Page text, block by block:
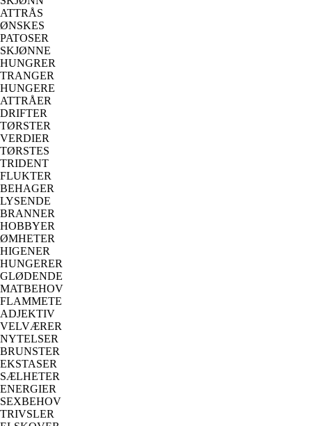
ATTRÅS
ØNSKES
PATOSER
SKJØNNE
HUNGRER
TRANGER
HUNGERE
ATTRÅER
DRIFTER
TØRSTER
VERDIER
TØRSTES
TRIDENT
FLUKTER
BEHAGER
LYSENDE
BRANNER
HOBBYER
ØMHETER
HIGENER
HUNGERER
GLØDENDE
MATBEHOV
FLAMMETE
ADJEKTIV
VELVÆRER
NYTELSER
BRUNSTER
EKSTASER
SÆLHETER
ENERGIER
SEXBEHOV
TRIVSLER